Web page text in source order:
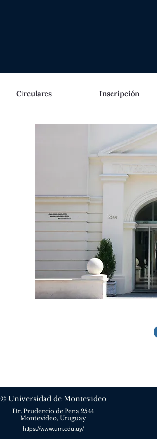
Circulares Inscripción
© Universidad de Montevideo
Dr. Prudencio de Pena 2544
Montevideo, Uruguay
https://www.um.edu.uy/